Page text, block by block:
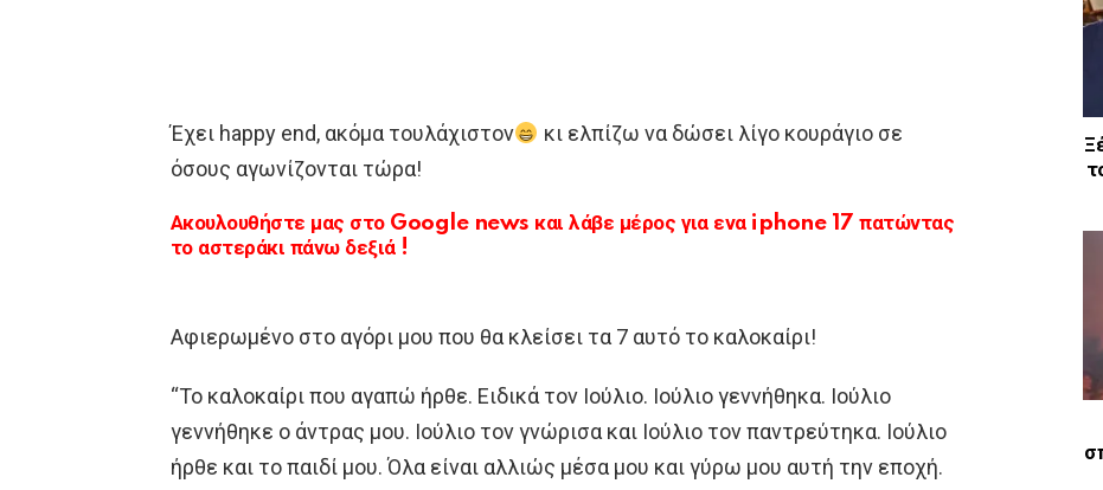
Έχει happy end, ακόμα τουλάχιστον
κι ελπίζω να δώσει λίγο κουράγιο σε
όσους αγωνίζονται τώρα!
Ακουλουθήστε μας στο Google news και λάβε μέρος για ενα iphone 17 πατώντας
το αστεράκι πάνω δεξιά !
Αφιερωμένο στο αγόρι μου που θα κλείσει τα 7 αυτό το καλοκαίρι!
“Το καλοκαίρι που αγαπώ ήρθε. Ειδικά τον Ιούλιο. Ιούλιο γεννήθηκα. Ιούλιο
γεννήθηκε ο άντρας μου. Ιούλιο τον γνώρισα και Ιούλιο τον παντρεύτηκα. Ιούλιο
ήρθε και το παιδί μου. Όλα είναι αλλιώς μέσα μου και γύρω μου αυτή την εποχή.